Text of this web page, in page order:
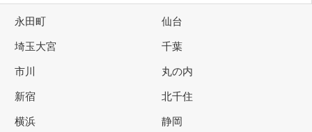
永田町 仙台
埼玉大宮 千葉
市川 丸の内
新宿 北千住
横浜 静岡